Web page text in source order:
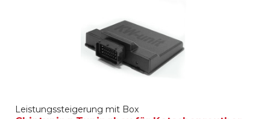
Leistungssteigerung mit Box